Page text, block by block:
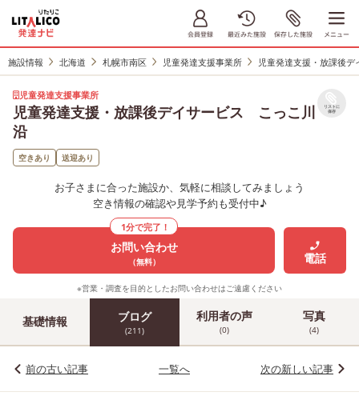
施設情報 北海道 札幌市南区 児童発達支援事業所 児童発達支援・放課後
児童発達支援事業所
児童発達支援・放課後デイサービス こっこ川
沿
リストに
保存
空きあり 送迎あり
お子さまに合った施設か、気軽に相談してみましょう
空き情報の確認や見学予約も受付中♪
1分で完了！
お問い合わせ
（無料） 電話
※営業・調査を目的としたお問い合わせはご遠慮ください
基礎情報 ブログ
(211)
利用者の声
(0)
写真
(4)
前の古い記事 一覧へ 次の新しい記事